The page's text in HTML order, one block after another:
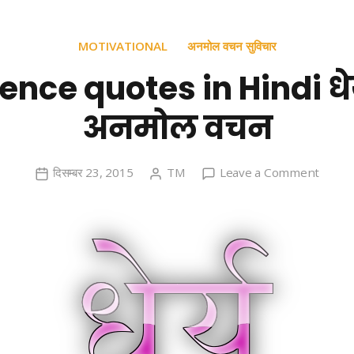
MOTIVATIONAL अनमोल वचन सुविचार
quotes in Hindi
अनमोल वचन
दिसम्बर 23, 2015 TM Leave a Commenton